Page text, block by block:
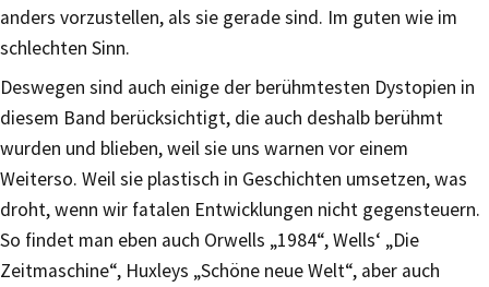
anders vorzustellen, als sie gerade sind. Im guten wie im
schlechten Sinn.
Deswegen sind auch einige der berühmtesten Dystopien in
diesem Band berücksichtigt, die auch deshalb berühmt
wurden und blieben, weil sie uns warnen vor einem
Weiterso. Weil sie plastisch in Geschichten umsetzen, was
droht, wenn wir fatalen Entwicklungen nicht gegensteuern.
So findet man eben auch Orwells „1984“, Wells‘ „Die
Zeitmaschine“, Huxleys „Schöne neue Welt“, aber auch